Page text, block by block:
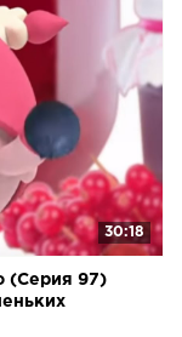
30:18
(Серия 97)